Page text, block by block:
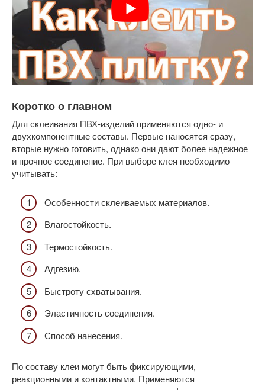
Коротко о главном
Для склеивания ПВХ-изделий применяются одно- и
двухкомпонентные составы. Первые наносятся сразу,
вторые нужно готовить, однако они дают более надежное
и прочное соединение. При выборе клея необходимо
учитывать:
Особенности склеиваемых материалов.
Влагостойкость.
Термостойкость.
Адгезию.
Быстроту схватывания.
Эластичность соединения.
Способ нанесения.
По составу клеи могут быть фиксирующими,
реакционными и контактными. Применяются